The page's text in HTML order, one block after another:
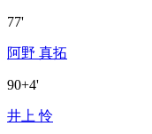
77'
阿野 真拓
90+4'
井上 怜